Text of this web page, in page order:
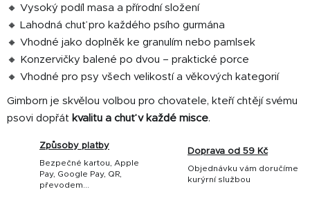
v
k
y
v
ý
i
s
🔸 Vysoký podíl masa a přírodní složení
🔸 Lahodná chuť pro každého psího gurmána
🔸 Vhodné jako doplněk ke granulím nebo pamlsek
🔸 Konzervičky balené po dvou – praktické porce
🔸 Vhodné pro psy všech velikostí a věkových kategorií
Gimborn je skvělou volbou pro chovatele, kteří chtějí svému
psovi dopřát kvalitu a chuť v každé misce.
Způsoby platby
Bezpečné kartou, Apple
Pay, Google Pay, QR,
převodem...
Doprava od 59 Kč
Objednávku vám doručíme
kurýrní službou